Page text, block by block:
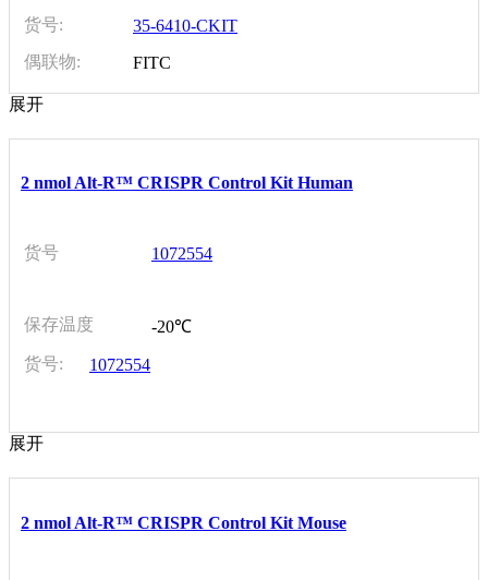
货号:
35-6410-CKIT
偶联物:
FITC
展开
2 nmol Alt-R™ CRISPR Control Kit Human
货号 1072554
保存温度
-20℃
货号:
1072554
展开
2 nmol Alt-R™ CRISPR Control Kit Mouse